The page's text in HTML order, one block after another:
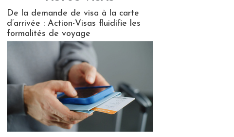
De la demande de visa à la carte
d’arrivée : Action-Visas fluidifie les
formalités de voyage